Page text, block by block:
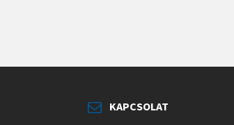
KAPCSOLAT